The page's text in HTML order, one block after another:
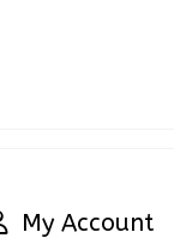
My Account